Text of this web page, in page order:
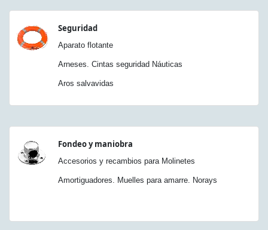
Seguridad
Aparato flotante
Arneses. Cintas seguridad Náuticas
Aros salvavidas
Fondeo y maniobra
Accesorios y recambios para Molinetes
Amortiguadores. Muelles para amarre. Norays